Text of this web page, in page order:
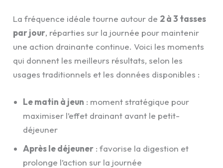
La fréquence idéale tourne autour de 2 à 3 tasses
par jour, réparties sur la journée pour maintenir
une action drainante continue. Voici les moments
qui donnent les meilleurs résultats, selon les
usages traditionnels et les données disponibles :
Le matin à jeun : moment stratégique pour
maximiser l’effet drainant avant le petit-
déjeuner
Après le déjeuner : favorise la digestion et
prolonge l’action sur la journée